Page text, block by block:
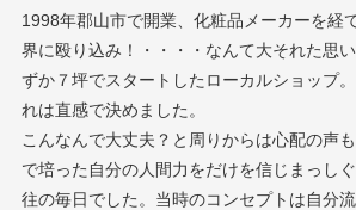
1998年郡山市で開業、化粧品メーカーを経
界に殴り込み！・・・・なんて大それた思
ずか７坪でスタートしたローカルショップ
れは直感で決めました。
こんなんで大丈夫？と周りからは心配の声
で培った自分の人間力をだけを信じまっし
往の毎日でした。当時のコンセプトは自分